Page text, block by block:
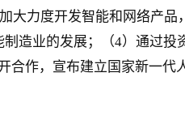
力度开发智能和网络产
造业的发展；（4）通过
作，宣布建立国家新一代